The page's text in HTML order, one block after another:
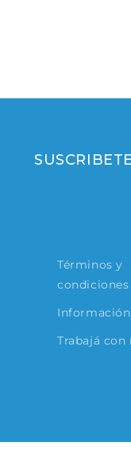
Términos y
condiciones
Trabajá con